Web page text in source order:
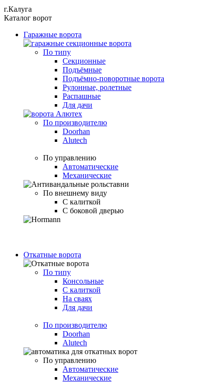
г.Калуга
Каталог ворот
Гаражные ворота
По типу
Секционные
Подъёмные
Подъёмно-поворотные ворота
Рулонные, ролетные
Распашные
Для дачи
По производителю
Doorhan
Alutech
По управлению
Автоматические
Механические
По внешнему виду
С калиткой
С боковой дверью
Откатные ворота
По типу
Консольные
С калиткой
На сваях
Для дачи
По производителю
Doorhan
Alutech
По управлению
Автоматические
Механические